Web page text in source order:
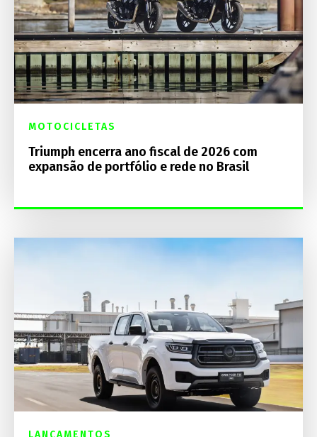
MOTOCICLETAS
Triumph encerra ano fiscal de 2026 com
expansão de portfólio e rede no Brasil
LANÇAMENTOS